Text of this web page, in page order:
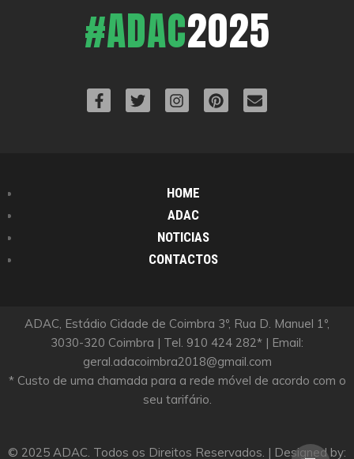
#ADAC2025
HOME
ADAC
NOTICIAS
CONTACTOS
ADAC, Estádio Cidade de Coimbra 3º, Rua D. Manuel 1º,
3030-320 Coimbra | Tel. 910 424 282* | Email:
geral.adacoimbra2018@gmail.com
* Custo de uma chamada para a rede móvel de acordo com o
seu tarifário.
© 2025 ADAC. Todos os Direitos Reservados. | Designed by: